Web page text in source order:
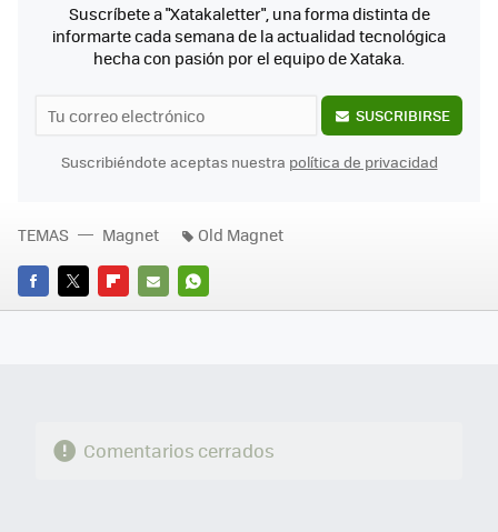
Suscríbete a "Xatakaletter", una forma distinta de
informarte cada semana de la actualidad tecnológica
hecha con pasión por el equipo de Xataka.
SUSCRIBIRSE
Suscribiéndote aceptas nuestra política de privacidad
FACEBOOK
TWITTERFLIPBOARD
E-
WHATSAPP
TEMAS Magnet Old Magnet
Comentarios cerrados